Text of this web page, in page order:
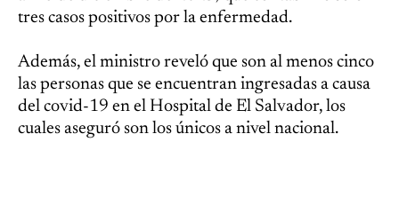
tres casos positivos por la enfermedad.
Además, el ministro reveló que son al menos cinco
las personas que se encuentran ingresadas a causa
del covid-19 en el Hospital de El Salvador, los
cuales aseguró son los únicos a nivel nacional.